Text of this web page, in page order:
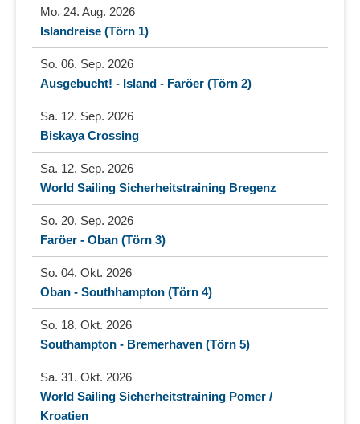
Mo. 24. Aug. 2026
Islandreise (Törn 1)
So. 06. Sep. 2026
Ausgebucht! - Island - Faröer (Törn 2)
Sa. 12. Sep. 2026
Biskaya Crossing
Sa. 12. Sep. 2026
World Sailing Sicherheitstraining Bregenz
So. 20. Sep. 2026
Faröer - Oban (Törn 3)
So. 04. Okt. 2026
Oban - Southhampton (Törn 4)
So. 18. Okt. 2026
Southampton - Bremerhaven (Törn 5)
Sa. 31. Okt. 2026
World Sailing Sicherheitstraining Pomer /
Kroatien